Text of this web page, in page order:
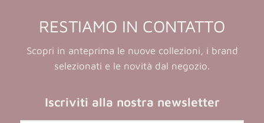
RESTIAMO IN CONTATTO
Scopri in anteprima le nuove collezioni, i brand
selezionati e le novità dal negozio.
Iscriviti alla nostra newsletter